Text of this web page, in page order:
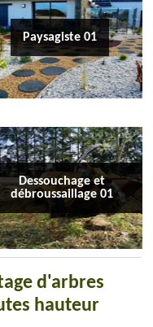
Paysagiste 01
Dessouchage et
débroussaillage 01
d'arbres
hauteur